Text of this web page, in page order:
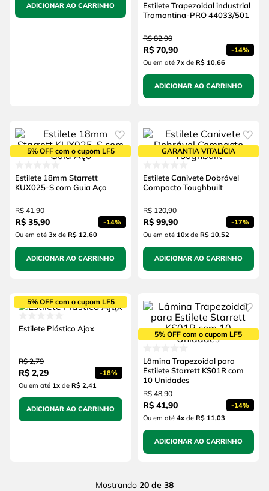
ADICIONAR AO CARRINHO
Estilete Trapezoidal industrial
Tramontina-PRO 44033/501
R$ 82,90
R$ 70,90 -14%
Ou em até 7xde R$ 10,66
ADICIONAR AO CARRINHO
5% OFF com o cupom LF5
Estilete 18mm Starrett
KUX025-S com Guia Aço
R$ 41,90
R$ 35,90 -14%
Ou em até 3xde R$ 12,60
ADICIONAR AO CARRINHO
GARANTIA VITALÍCIA
Estilete Canivete Dobrável
Compacto Toughbuilt
R$ 120,90
R$ 99,90 -17%
Ou em até 10xde R$ 10,52
ADICIONAR AO CARRINHO
5% OFF com o cupom LF5
Estilete Plástico Ajax
R$ 2,79
R$ 2,29 -18%
Ou em até 1x deR$ 2,41
ADICIONAR AO CARRINHO
5% OFF com o cupom LF5
Lâmina Trapezoidal para
Estilete Starrett KS01R com
10 Unidades
R$ 48,90
R$ 41,90 -14%
Ou em até 4xde R$ 11,03
ADICIONAR AO CARRINHO
Mostrando 20 de 38